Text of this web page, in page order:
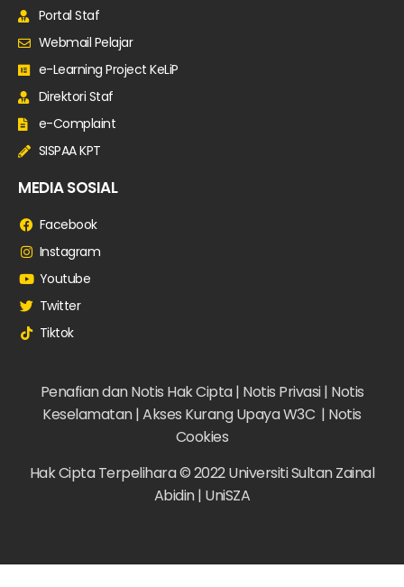
Portal Staf
Webmail Pelajar
e-Learning Project KeLiP
Direktori Staf
e-Complaint
SISPAA KPT
MEDIA SOSIAL
Facebook
Instagram
Youtube
Twitter
Tiktok
Penafian dan Notis Hak Cipta | Notis Privasi | Notis
Keselamatan |Akses Kurang Upaya W3C | Notis
Cookies
Hak Cipta Terpelihara © 2022 Universiti Sultan Zainal
Abidin | UniSZA